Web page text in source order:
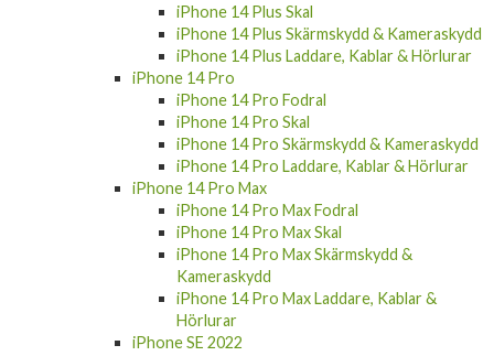
iPhone 14 Plus Skärmskydd & Kameraskydd
iPhone 14 Plus Laddare, Kablar & Hörlurar
iPhone 14 Pro
iPhone 14 Pro Fodral
iPhone 14 Pro Skal
iPhone 14 Pro Skärmskydd & Kameraskydd
iPhone 14 Pro Laddare, Kablar & Hörlurar
iPhone 14 Pro Max
iPhone 14 Pro Max Fodral
iPhone 14 Pro Max Skal
iPhone 14 Pro Max Skärmskydd &
Kameraskydd
iPhone 14 Pro Max Laddare, Kablar &
Hörlurar
iPhone SE 2022
iPhone SE 2022 Fodral